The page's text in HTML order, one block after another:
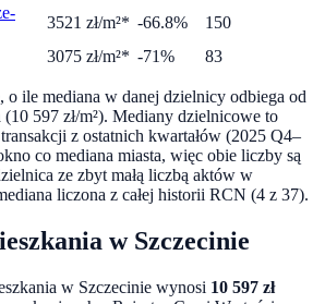
3521 zł/m²* -66.8%
150
3075 zł/m²* -71% 83
o ile mediana w danej dzielnicy odbiega od
(10 597 zł/m²). Mediany dzielnicowe to
z ostatnich kwartałów (2025 Q4–
co mediana miasta, więc obie liczby są
ze zbyt małą liczbą aktów w
liczona z całej historii RCN (4 z 37).
w Szczecinie
w Szczecinie wynosi 10 597 zł